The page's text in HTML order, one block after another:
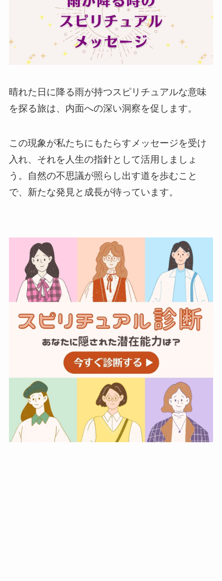
晴れた日に降る雨が持つスピリチュアルな意味
を探る旅は、内面への深い洞察を促します。
この現象が私たちにもたらすメッセージを受け
入れ、それを人生の指針として活用しましょ
う。自然の不思議が照らし出す道を歩むこと
で、新たな発見と成長が待っています。